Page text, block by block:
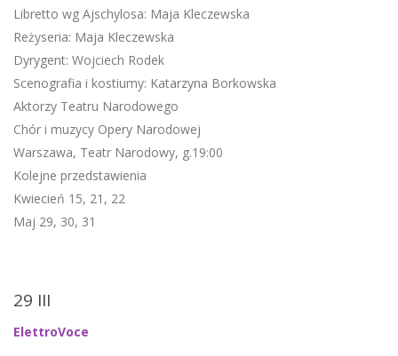
Libretto wg Ajschylosa: Maja Kleczewska
Reżyseria: Maja Kleczewska
Dyrygent: Wojciech Rodek
Scenografia i kostiumy: Katarzyna Borkowska
Aktorzy Teatru Narodowego
Chór i muzycy Opery Narodowej
Warszawa, Teatr Narodowy, g.19:00
Kolejne przedstawienia
Kwiecień 15, 21, 22
Maj 29, 30, 31
29 III
ElettroVoce